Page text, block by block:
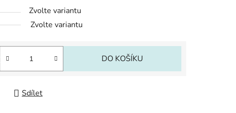
Zvolte variantu
Zvolte variantu
DO KOŠÍKU
Sdílet